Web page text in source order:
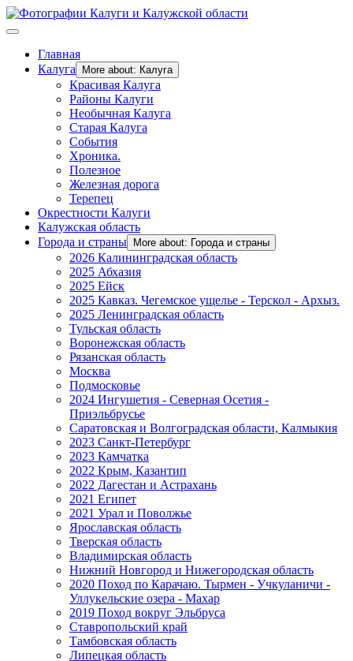
Главная
Калуга
More about: Калуга
Красивая Калуга
Районы Калуги
Необычная Калуга
Старая Калуга
События
Хроника.
Полезное
Железная дорога
Терепец
Окрестности Калуги
Калужская область
Города и страны
More about: Города и страны
2026 Калининградская область
2025 Абхазия
2025 Ейск
2025 Кавказ. Чегемское ущелье - Терскол - Архыз.
2025 Ленинградская область
Тульская область
Воронежская область
Рязанская область
Москва
Подмосковье
2024 Ингушетия - Северная Осетия -
Приэльбрусье
Саратовская и Волгоградская области, Калмыкия
2023 Санкт-Петербург
2023 Камчатка
2022 Крым, Казантип
2022 Дагестан и Астрахань
2021 Египет
2021 Урал и Поволжье
Ярославская область
Тверская область
Владимирская область
Нижний Новгород и Нижегородская область
2020 Поход по Карачаю. Тырмен - Учкуланичи -
Уллукельские озера - Махар
2019 Поход вокруг Эльбруса
Ставропольский край
Тамбовская область
Липецкая область